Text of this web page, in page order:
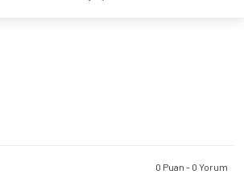
0 Puan - 0 Yorum